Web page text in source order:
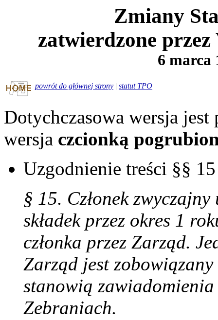
Zmiany
zatwierdzone
6 marca
powrót do głównej strony | statut TPO
Dotychczasowa wersja
wersja czcionką
Uzgodnienie treści §§
§ 15. Członek
składek przez okres 1
członka przez Zarząd.
Zarząd jest zobowiązany
stanowią
Zebraniach.